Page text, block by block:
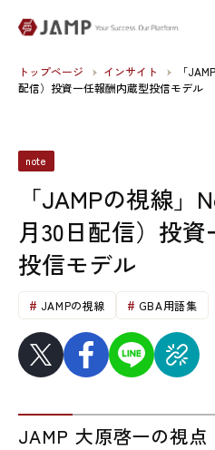
トップページ インサイト
「
配信）投資一任報酬内蔵型投信モデル
note
「JAMPの視線」
月30日配信）投
投信モデル
JAMPの視線 GBA用語集
JAMP 大原啓一の視